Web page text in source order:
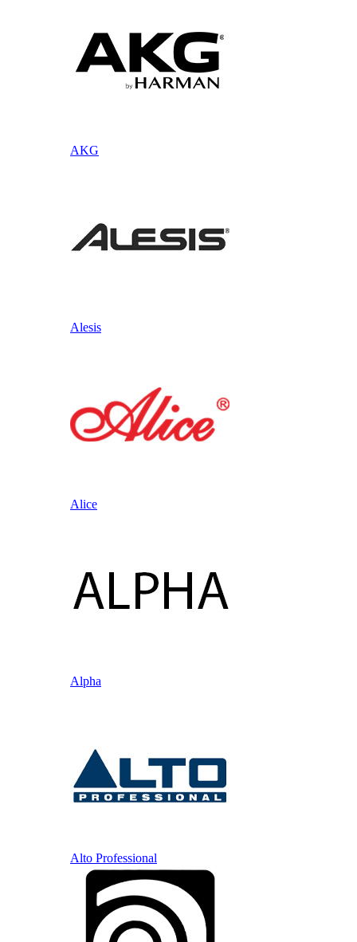
AKG
Alesis
Alice
Alpha
Alto Professional